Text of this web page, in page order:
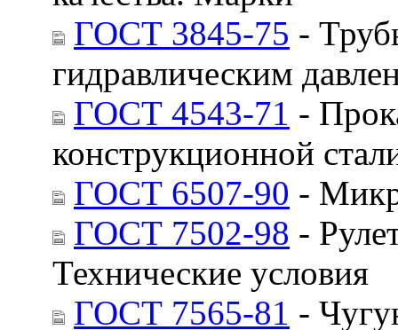
ГОСТ 3845-75 -
гидравлическим
ГОСТ 4543-71 -
конструкционной
ГОСТ 6507-90 -
ГОСТ 7502-98 -
Технические условия
ГОСТ 7565-81 -